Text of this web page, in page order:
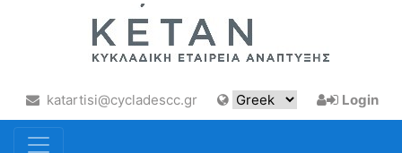
katartisi@cycladescc.gr Login